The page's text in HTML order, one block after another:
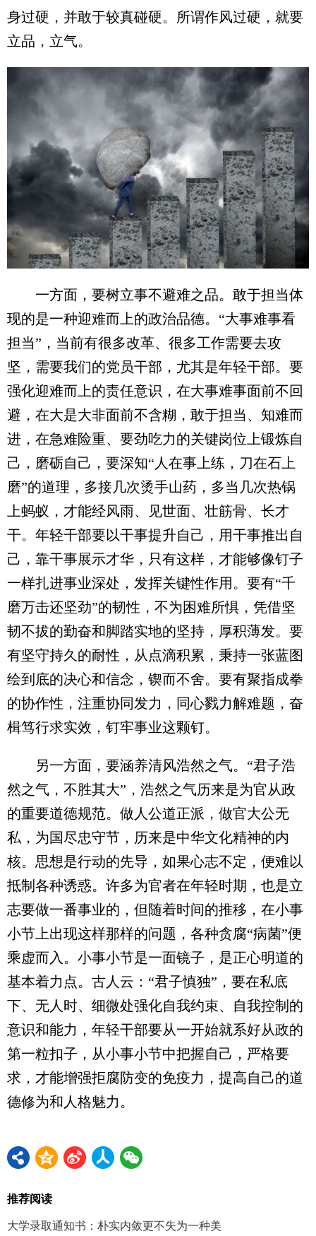
身过硬，并敢于较真碰硬。所谓作风过硬，就要
立品，立气。
一方面，要树立事不避难之品。敢于担当体
现的是一种迎难而上的政治品德。“大事难事看
担当”，当前有很多改革、很多工作需要去攻
坚，需要我们的党员干部，尤其是年轻干部。要
强化迎难而上的责任意识，在大事难事面前不回
避，在大是大非面前不含糊，敢于担当、知难而
进，在急难险重、要劲吃力的关键岗位上锻炼自
己，磨砺自己，要深知“人在事上练，刀在石上
磨”的道理，多接几次烫手山药，多当几次热锅
上蚂蚁，才能经风雨、见世面、壮筋骨、长才
干。年轻干部要以干事提升自己，用干事推出自
己，靠干事展示才华，只有这样，才能够像钉子
一样扎进事业深处，发挥关键性作用。要有“千
磨万击还坚劲”的韧性，不为困难所惧，凭借坚
韧不拔的勤奋和脚踏实地的坚持，厚积薄发。要
有坚守持久的耐性，从点滴积累，秉持一张蓝图
绘到底的决心和信念，锲而不舍。要有聚指成拳
的协作性，注重协同发力，同心戮力解难题，奋
楫笃行求实效，钉牢事业这颗钉。
另一方面，要涵养清风浩然之气。“君子浩
然之气，不胜其大”，浩然之气历来是为官从政
的重要道德规范。做人公道正派，做官大公无
私，为国尽忠守节，历来是中华文化精神的内
核。思想是行动的先导，如果心志不定，便难以
抵制各种诱惑。许多为官者在年轻时期，也是立
志要做一番事业的，但随着时间的推移，在小事
小节上出现这样那样的问题，各种贪腐“病菌”便
乘虚而入。小事小节是一面镜子，是正心明道的
基本着力点。古人云：“君子慎独”，要在私底
下、无人时、细微处强化自我约束、自我控制的
意识和能力，年轻干部要从一开始就系好从政的
第一粒扣子，从小事小节中把握自己，严格要
求，才能增强拒腐防变的免疫力，提高自己的道
德修为和人格魅力。
推荐阅读
大学录取通知书：朴实内敛更不失为一种美